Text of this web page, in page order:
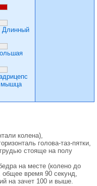
Длинный
мышца
колена),
голова-таз-пятки,
стояще на полу
на месте (колено до
общее время 90 секунд,
на зачет 100 и выше.